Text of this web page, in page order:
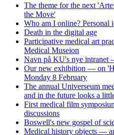
The theme for the next
the Move'
Who am I online? Personal
Death in the digital age
Participative medical art
Medical Museion
Navn på KU's nye intranet
Our new exhibition — on
Monday 8 February
The annual Universeum
and in the future looks a
First medical film
discussions
Boswell's new gospel of
Medical history objects —